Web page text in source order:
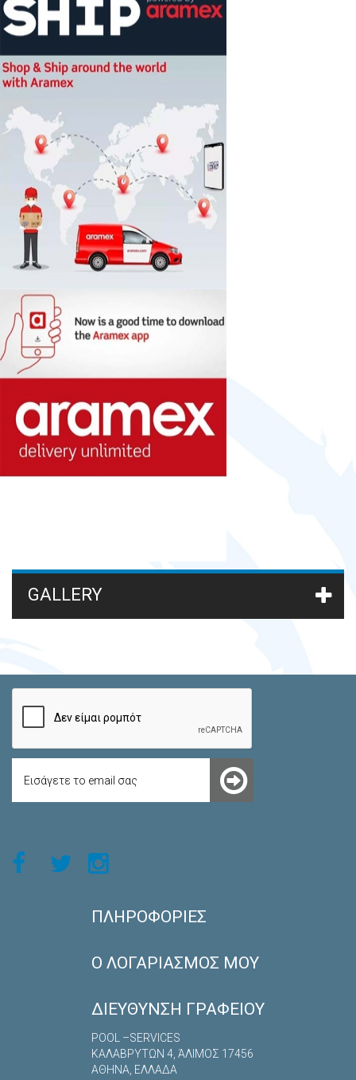
GALLERY
ΠΛΗΡΟΦΟΡΊΕΣ
Ο ΛΟΓΑΡΙΑΣΜΌΣ ΜΟΥ
ΔΙΕΎΘΥΝΣΗ ΓΡΑΦΕΊΟΥ
POOL –SERVICES
ΚΑΛΑΒΡYΤΩΝ 4, ΆΛΙΜΟΣ 17456
ΑΘΗΝΑ, ΕΛΛΑΔΑ